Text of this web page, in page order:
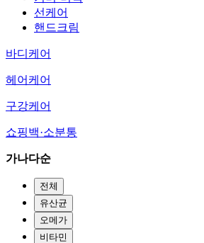
선케어
핸드크림
바디케어
헤어케어
구강케어
쇼핑백·소분통
가나다순
전체
유산균
오메가
비타민